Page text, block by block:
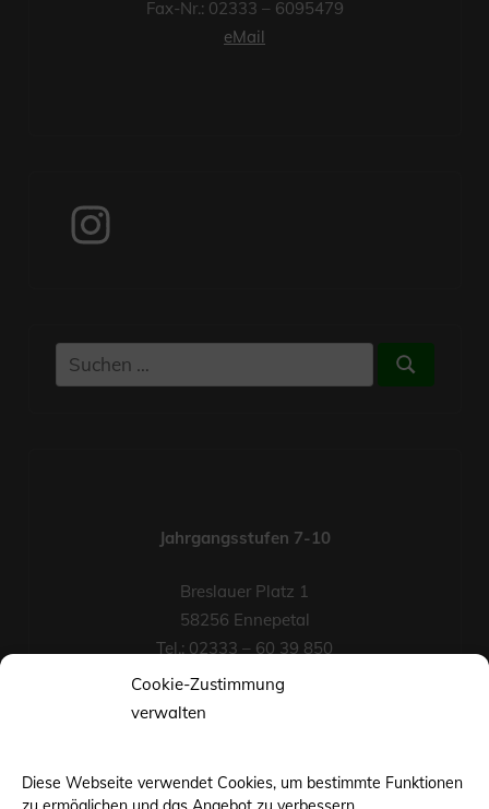
Cookie-Zustimmung
verwalten
Diese Webseite verwendet Cookies, um bestimmte Funktionen
Fax-Nr.: 02333 – 6095479
eMail
Instagram
Suchen
nach:
Suchen
Jahrgangsstufen 7-10
Breslauer Platz 1
58256 Ennepetal
Tel.: 02333 – 60 39 850
Fax-Nr.: 02333 – 60 39 852